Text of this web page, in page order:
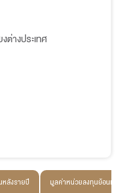
ต่างประเทศ
หลังรายปี มูลค่าหน่วยลงทุนย้อนหลัง